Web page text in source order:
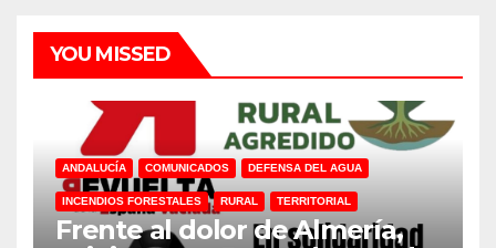
YOU MISSED
ANDALUCÍA COMUNICADOS DEFENSA DEL AGUA
INCENDIOS FORESTALES RURAL TERRITORIAL
Frente al dolor de Almería,